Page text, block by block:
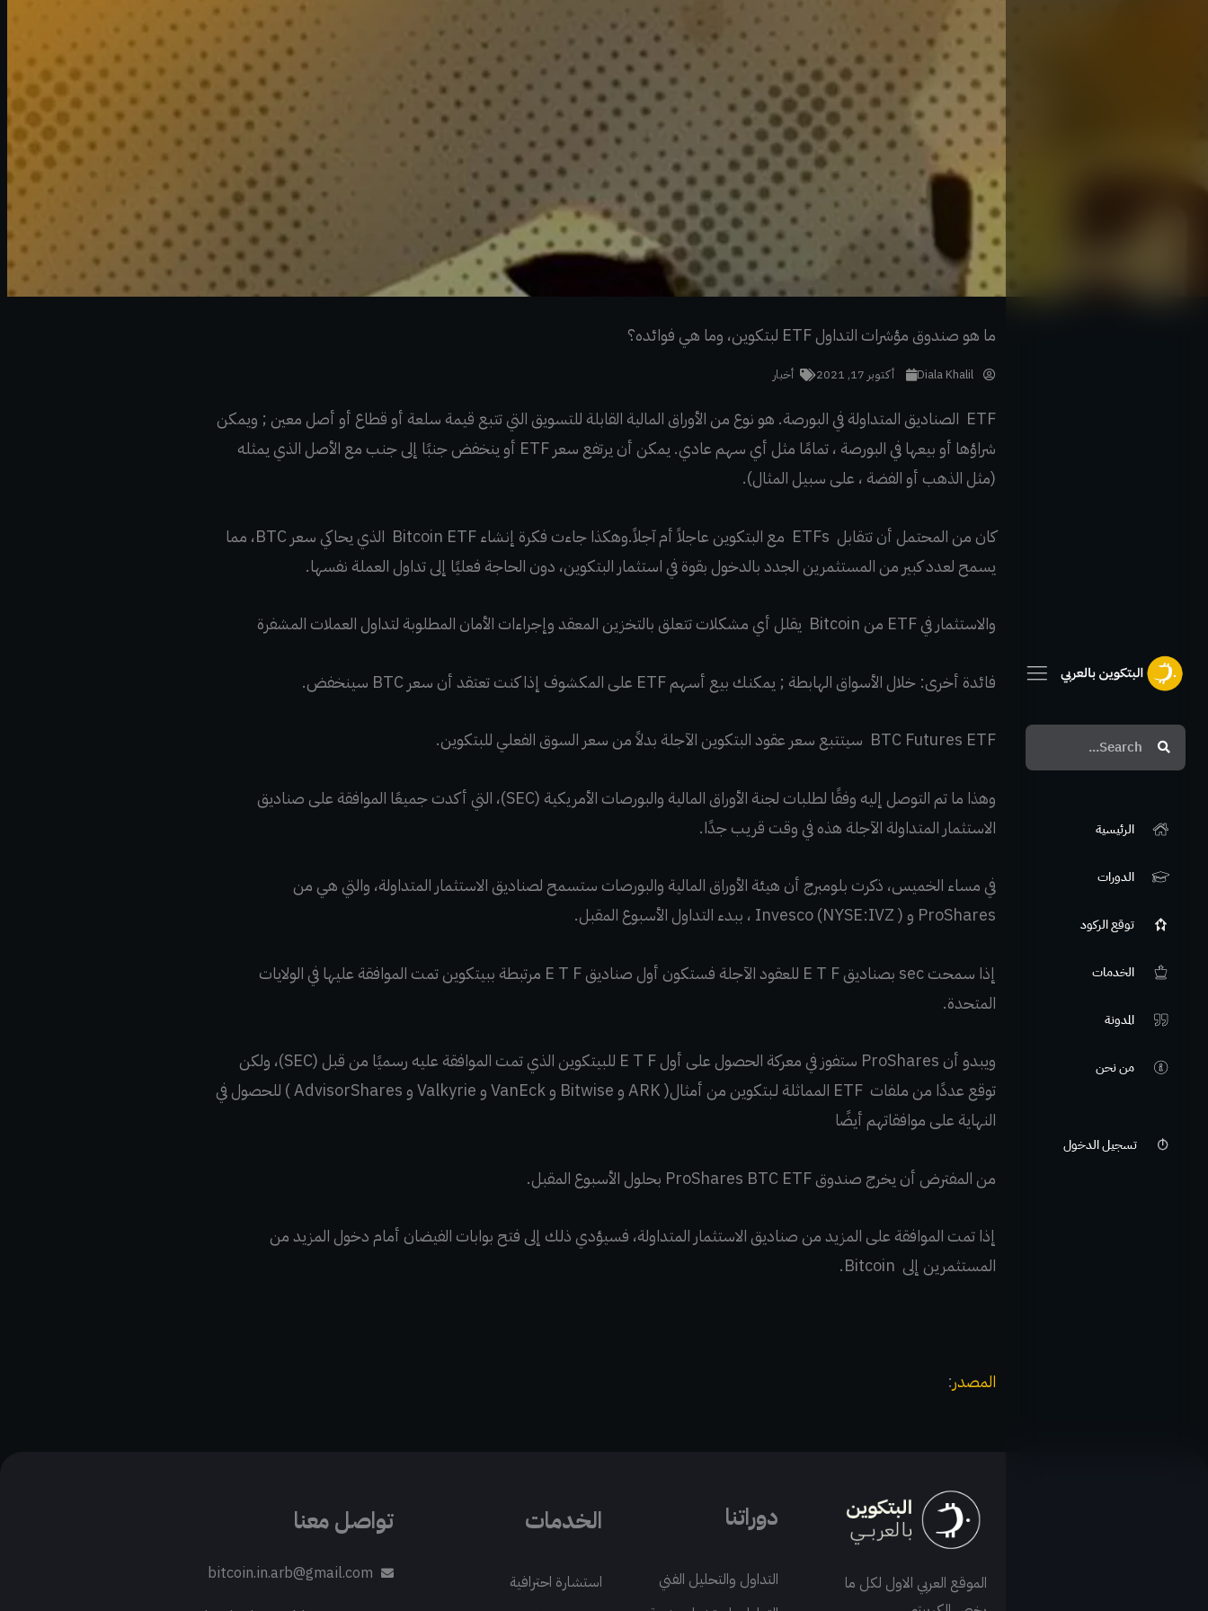
Search
الرئيسية
الدورات
توقع الركود
الخدمات
المدونة
من نحن
تسجيل الدخول
ما هو صندوق مؤشرات التداول ETF لبتكوين، وما هي فوائده؟
Diala Khalil أكتوبر 17, 2021 أخبار
ETF الصناديق المتداولة في البورصة. هو نوع من الأوراق المالية القابلة للتسويق التي تتبع قيمة سلعة أو قطاع أو أصل معين ; ويمكن
شراؤها أو بيعها في البورصة ، تمامًا مثل أي سهم عادي. يمكن أن يرتفع سعر ETF أو ينخفض ​​جنبًا إلى جنب مع الأصل الذي يمثله
(مثل الذهب أو الفضة ، على سبيل المثال).
كان من المحتمل أن تتقابل ETFs مع البتكوين عاجلاً أم آجلاً.وهكذا جاءت فكرة إنشاء Bitcoin ETF الذي يحاكي سعر BTC، مما
يسمح لعدد كبير من المستثمرين الجدد بالدخول بقوة في استثمار البتكوين، دون الحاجة فعليًا إلى تداول العملة نفسها.
والاستثمار في ETF من Bitcoin يقلل أي مشكلات تتعلق بالتخزين المعقد وإجراءات الأمان المطلوبة لتداول العملات المشفرة
فائدة أخرى: خلال الأسواق الهابطة ; يمكنك بيع أسهم ETF على المكشوف إذا كنت تعتقد أن سعر BTC سينخفض.
BTC Futures ETF سيتتبع سعر عقود البتكوين الآجلة بدلاً من سعر السوق الفعلي للبتكوين.
وهذا ما تم التوصل إليه وفقًا لطلبات لجنة الأوراق المالية والبورصات الأمريكية (SEC)، التي أكدت جميعًا الموافقة على صناديق
الاستثمار المتداولة الآجلة هذه في وقت قريب جدًا.
في مساء الخميس، ذكرت بلومبرج أن هيئة الأوراق المالية والبورصات ستسمح لصناديق الاستثمار المتداولة، والتي هي من
ProShares و ( Invesco (NYSE:IVZ ، ببدء التداول الأسبوع المقبل.
إذا سمحت sec بصناديق E T F للعقود الآجلة فستكون أول صناديق E T F مرتبطة ببيتكوين تمت الموافقة عليها في الولايات
المتحدة.
ويبدو أن ProShares ستفوز في معركة الحصول على أول E T F للبيتكوين الذي تمت الموافقة عليه رسميًا من قبل (SEC)، ولكن
توقع عددًا من ملفات ETF المماثلة لـبتكوين من أمثال( ARK و Bitwise و VanEck و Valkyrie و AdvisorShares ) للحصول في
النهاية على موافقاتهم أيضًا
من المفترض أن يخرج صندوق ProShares BTC ETF بحلول الأسبوع المقبل.
إذا تمت الموافقة على المزيد من صناديق الاستثمار المتداولة، فسيؤدي ذلك إلى فتح بوابات الفيضان أمام دخول المزيد من
المستثمرين إلى Bitcoin.
المصدر:
الموقع العربي الاول لكل ما
دوراتنا
التداول والتحليل الفني
الخدمات
استشارة احترافية
تواصل معنا
bitcoin.in.arb@gmail.com